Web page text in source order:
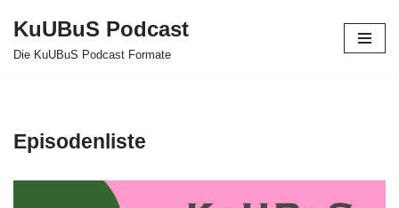
Zum
KuUBuS Podcast
Die KuUBuS Podcast Formate
Episodenliste